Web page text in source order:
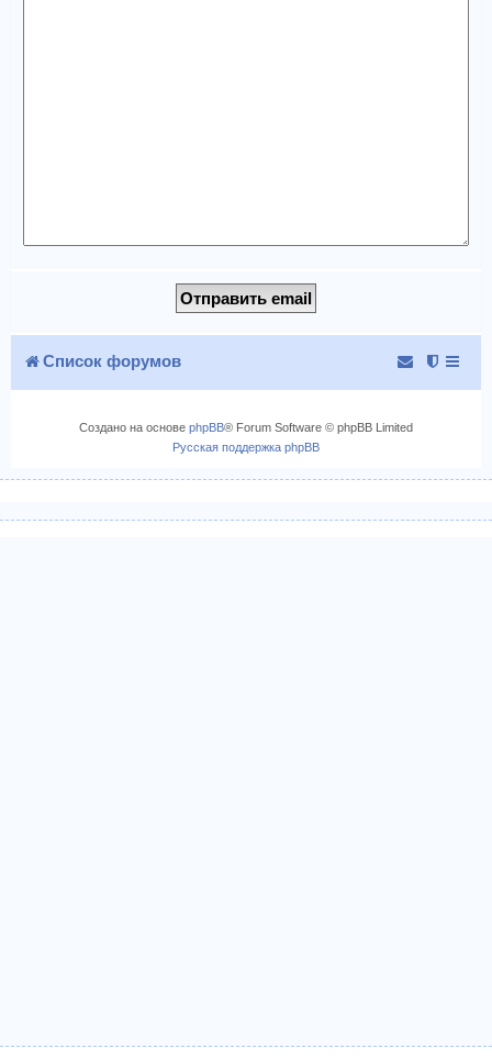
Список форумов
Создано на основе phpBB® Forum Software © phpBB Limited
Русская поддержка phpBB